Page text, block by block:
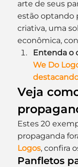
arte de seus
estão optando
criativa, uma
econômica,
Entenda o
We Do
Veja
Estes 20
propaganda
Logos, confira
Panfletos